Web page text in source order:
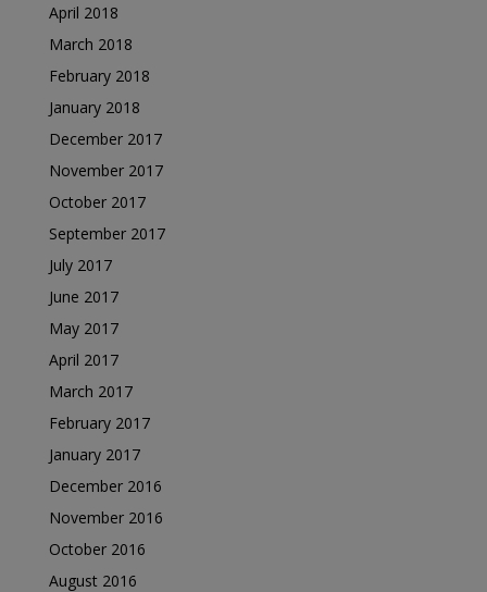
April 2018
March 2018
February 2018
January 2018
December 2017
November 2017
October 2017
September 2017
July 2017
June 2017
May 2017
April 2017
March 2017
February 2017
January 2017
December 2016
November 2016
October 2016
August 2016